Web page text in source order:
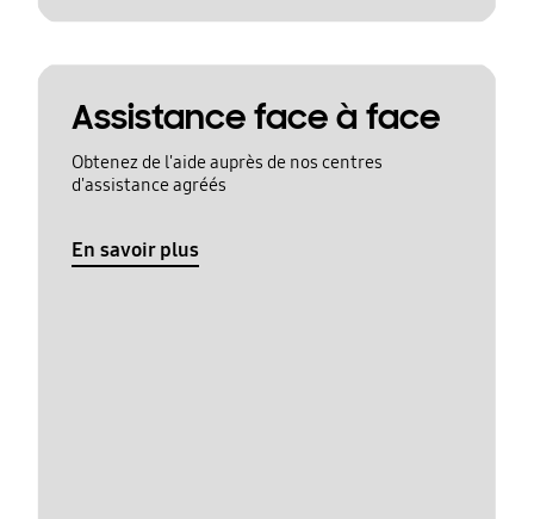
Assistance face à face
Obtenez de l'aide auprès de nos centres
d'assistance agréés
En savoir plus